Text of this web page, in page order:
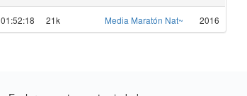
01:52:18 21k Media Maratón Nat~ 2016